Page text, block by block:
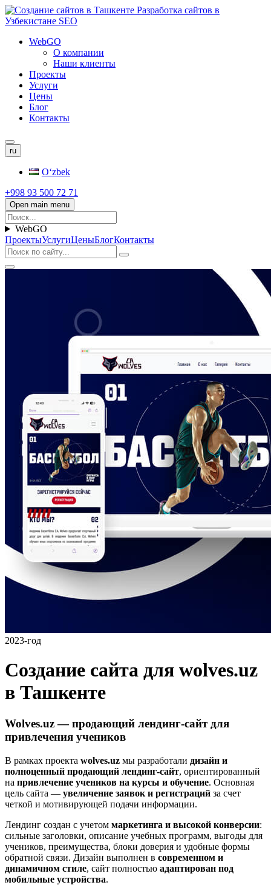
WebGO
О компании
Наши клиенты
Проекты
Услуги
Цены
Блог
Контакты
ru
Oʻzbek
+998 93 500 72 71
Open main menu
WebGO
ПроектыУслугиЦеныБлогКонтакты
2023-год
Создание сайта для wolves.uz
в Ташкенте
Wolves.uz — продающий лендинг-сайт для
привлечения учеников
В рамках проекта wolves.uz мы разработали дизайн и
полноценный продающий лендинг-сайт, ориентированный
на привлечение учеников на курсы и обучение. Основная
цель сайта — увеличение заявок и регистраций за счет
четкой и мотивирующей подачи информации.
Лендинг создан с учетом маркетинга и высокой конверсии:
сильные заголовки, описание учебных программ, выгоды для
учеников, преимущества, блоки доверия и удобные формы
обратной связи. Дизайн выполнен в современном и
динамичном стиле, сайт полностью адаптирован под
мобильные устройства.